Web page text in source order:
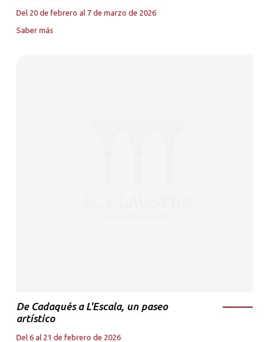
Del 20 de febrero al 7 de marzo de 2026
Saber más
De Cadaqués a L'Escala, un paseo
artístico
Del 6 al 21 de febrero de 2026